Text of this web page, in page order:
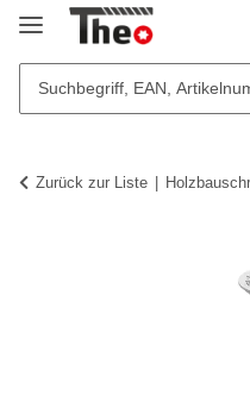
Zurück zur Liste